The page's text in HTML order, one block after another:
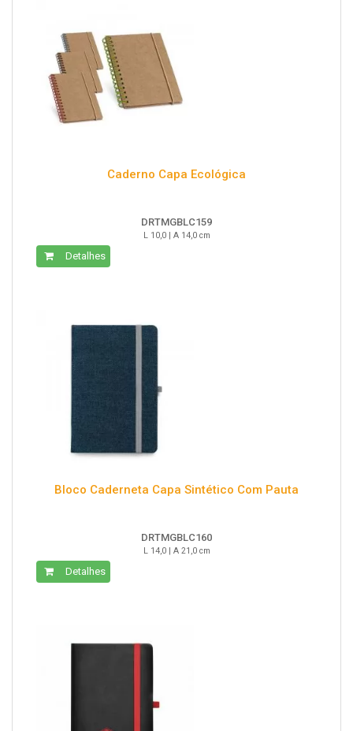
Caderno Capa Ecológica
DRTMGBLC159
L 10,0 | A 14,0 cm
Detalhes
Bloco Caderneta Capa Sintético Com Pauta
DRTMGBLC160
L 14,0 | A 21,0 cm
Detalhes